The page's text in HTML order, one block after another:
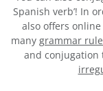
Spanish verb’! In
also offers
many grammar
and conjugation